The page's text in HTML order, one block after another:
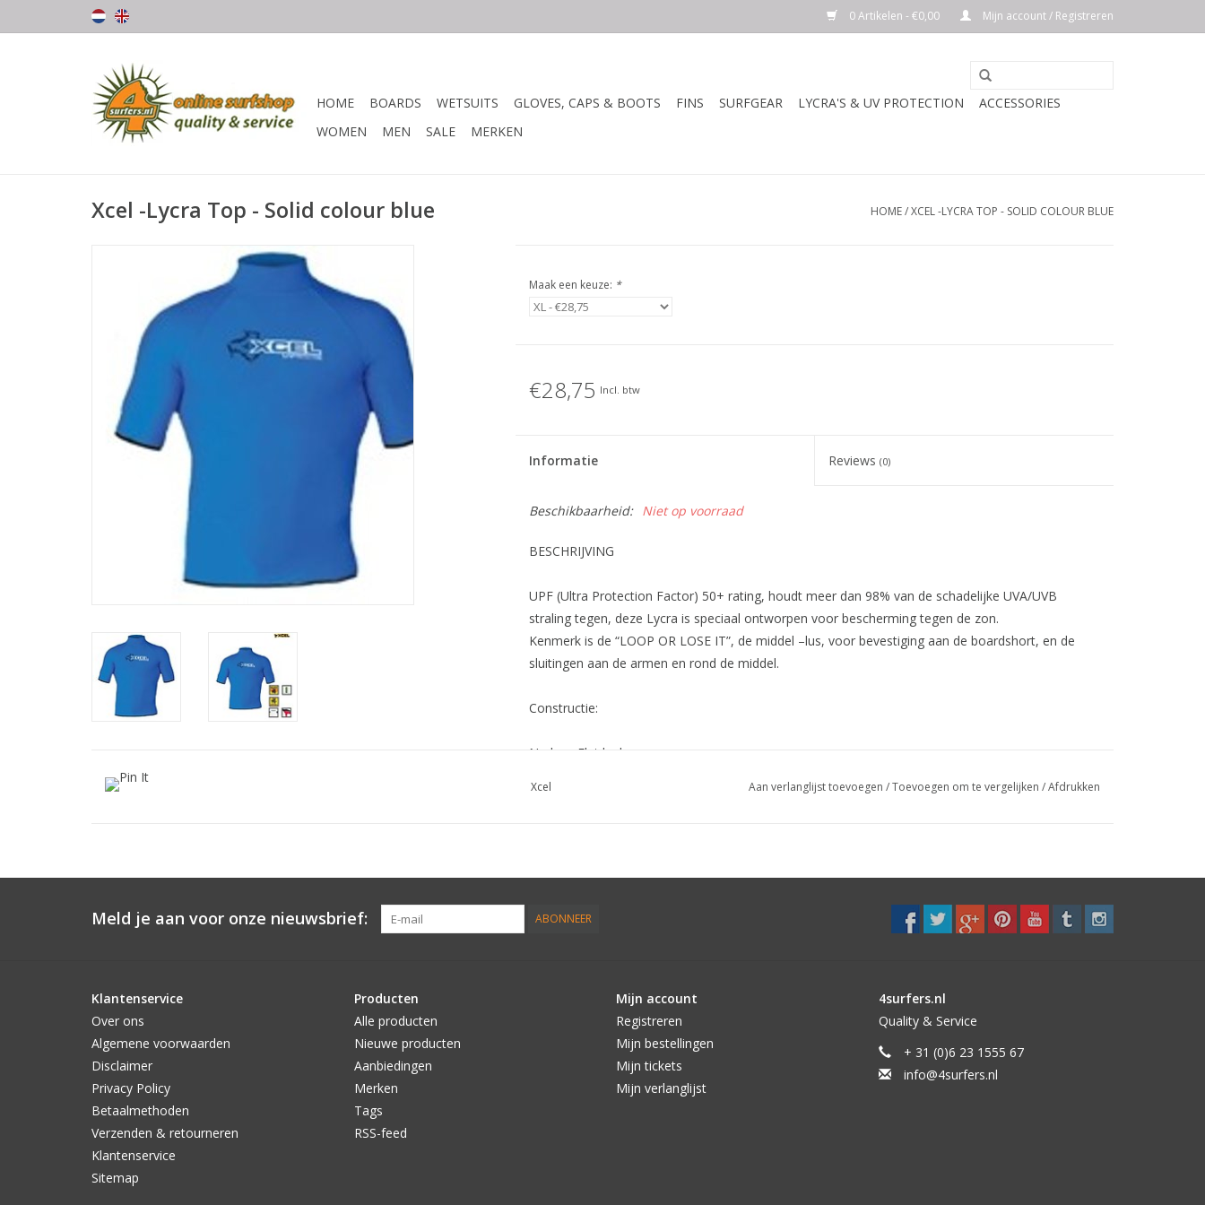
0 Artikelen - €0,00 Mijn account / Registreren
HOME BOARDS WETSUITS GLOVES, CAPS & BOOTS FINS SURFGEAR LYCRA'S & UV PROTECTION
ACCESSORIES
WOMEN
MEN SALE MERKEN
Xcel -Lycra Top - Solid colour blue HOME/XCEL -LYCRA TOP - SOLID COLOUR BLUE
Maak een keuze: *
€28,75 Incl. btw
Informatie Reviews(0)
Beschikbaarheid: Niet op voorraad
BESCHRIJVING
UPF (Ultra Protection Factor) 50+ rating, houdt meer dan 98% van de schadelijke UVA/UVB
straling tegen, deze Lycra is speciaal ontworpen voor bescherming tegen de zon.
Kenmerk is de “LOOP OR LOSE IT”, de middel –lus, voor bevestiging aan de boardshort, en de
sluitingen aan de armen en rond de middel.
Constructie:
Naden : Flat lock.
Xcel Aan verlanglijst toevoegen /Toevoegen om te vergelijken /Afdrukken
Meld je aan voor onze nieuwsbrief: ABONNEER
Klantenservice
Over ons
Algemene voorwaarden
Disclaimer
Privacy Policy
Betaalmethoden
Verzenden & retourneren
Klantenservice
Sitemap
Producten
Alle producten
Nieuwe producten
Aanbiedingen
Merken
Tags
RSS-feed
Mijn account
Registreren
Mijn bestellingen
Mijn tickets
Mijn verlanglijst
4surfers.nl
Quality & Service
+ 31 (0)6 23 1555 67
info@4surfers.nl